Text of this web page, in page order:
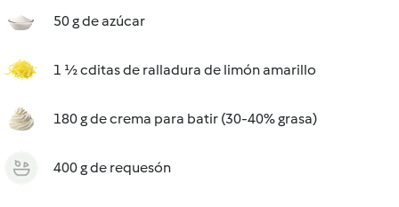
50 g de azúcar
1 ½ cditas de ralladura de limón amarillo
180 g de crema para batir (30-40% grasa)
400 g de requesón